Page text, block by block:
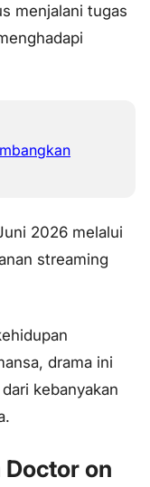
menjalani tugas
2026 melalui
streaming
drama ini
kebanyakan
on